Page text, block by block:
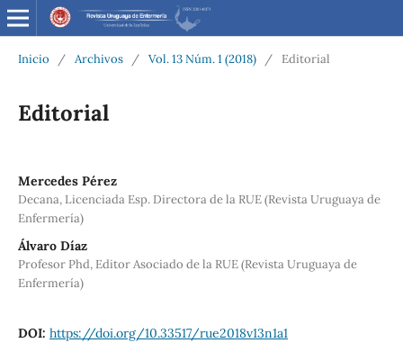
Inicio / Archivos / Vol. 13 Núm. 1 (2018) / Editorial
Editorial
Mercedes Pérez
Decana, Licenciada Esp. Directora de la RUE (Revista Uruguaya de
Enfermería)
Álvaro Díaz
Profesor Phd, Editor Asociado de la RUE (Revista Uruguaya de
Enfermería)
DOI: https://doi.org/10.33517/rue2018v13n1a1